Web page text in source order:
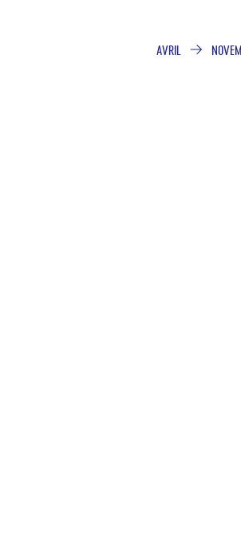
AVRIL